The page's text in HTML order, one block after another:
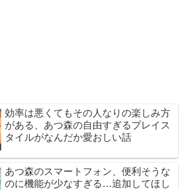
効率は悪くてもその人なりの楽しみ方
がある、あつ森の自由すぎるプレイス
タイルがなんだか愛おしい話
あつ森のスマートフォン、便利そうな
のに機能が少なすぎる…追加してほし